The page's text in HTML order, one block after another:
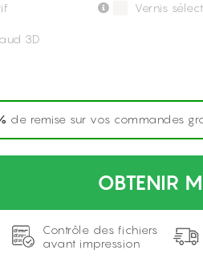
Vernis
3D
de remise sur vos commandes
OBTENIR
Contrôle des fichiers
avant impression